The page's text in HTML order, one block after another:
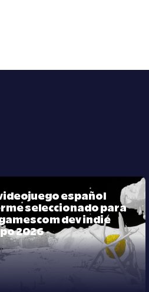
videojuego español
seleccionado para
dev indie
2026